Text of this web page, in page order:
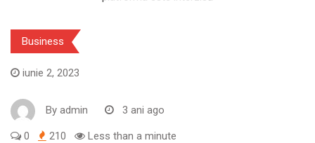
Business
iunie 2, 2023
By admin 3 ani ago
0 210 Less than a minute